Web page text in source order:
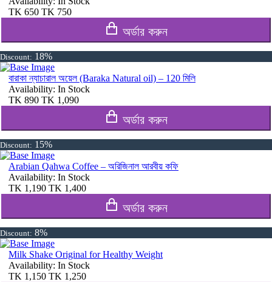
TK 650 TK 750
অর্ডার করুন
Discount: 18%
বারাকা ন্যাচারাল অয়েল (Baraka Natural oil) – 120 মিলি
Availability: In Stock
TK 890 TK 1,090
অর্ডার করুন
Discount: 15%
Arabian Qahwa Coffee – অরিজিনাল আরবীয় কফি
Availability: In Stock
TK 1,190 TK 1,400
অর্ডার করুন
Discount: 8%
Milk Shake Original for Healthy Weight
Availability: In Stock
TK 1,150 TK 1,250